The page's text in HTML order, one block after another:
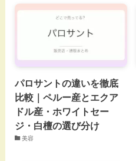
パロサントの違いを徹底
比較｜ペルー産とエクア
ドル産・ホワイトセー
ジ・白檀の選び分け
美容